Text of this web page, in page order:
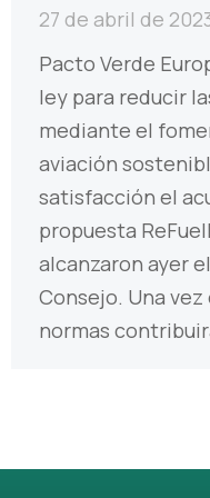
27 de abril de
Pacto Verde
ley para reducir
mediante el
aviación
satisfacción el
propuesta
alcanzaron ayer
Consejo. Una vez
normas